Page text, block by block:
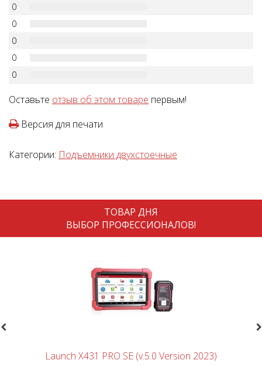
0
0
0
0
0
Оставьте отзыв об этом товаре первым!
Версия для печати
Категории: Подъемники двухстоечные
ТОВАР ДНЯ
ВЫБОР ПРОФЕССИОНАЛОВ!
Launch X431 PRO SE (v.5.0 Version 2023)